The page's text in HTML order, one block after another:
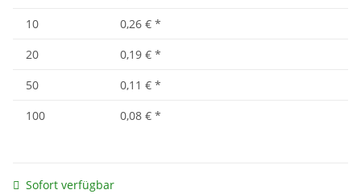
10
0,26 € *
20
0,19 € *
50
0,11 € *
100
0,08 € *
Sofort verfügbar